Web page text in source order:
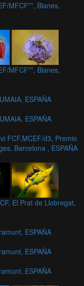
MFCF**, Blanes,
MFCF**, Blanes,
ESPAÑA
ESPAÑA
FCF,MCEF/d3, Premio
Barcelona , ESPAÑA
El Prat de Llobregat,
ESPAÑA
ESPAÑA
ESPAÑA